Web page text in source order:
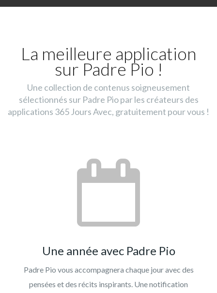
La meilleure application
sur Padre Pio !
Une collection de contenus soigneusement
sélectionnés sur Padre Pio par les créateurs des
applications 365 Jours Avec, gratuitement pour vous !
Une année avec Padre Pio
Padre Pio vous accompagnera chaque jour avec des
pensées et des récits inspirants. Une notification